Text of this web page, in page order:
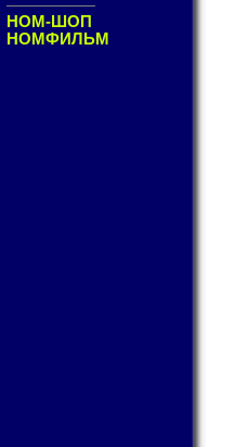
НОМ-ШОП
НОМФИЛЬМ